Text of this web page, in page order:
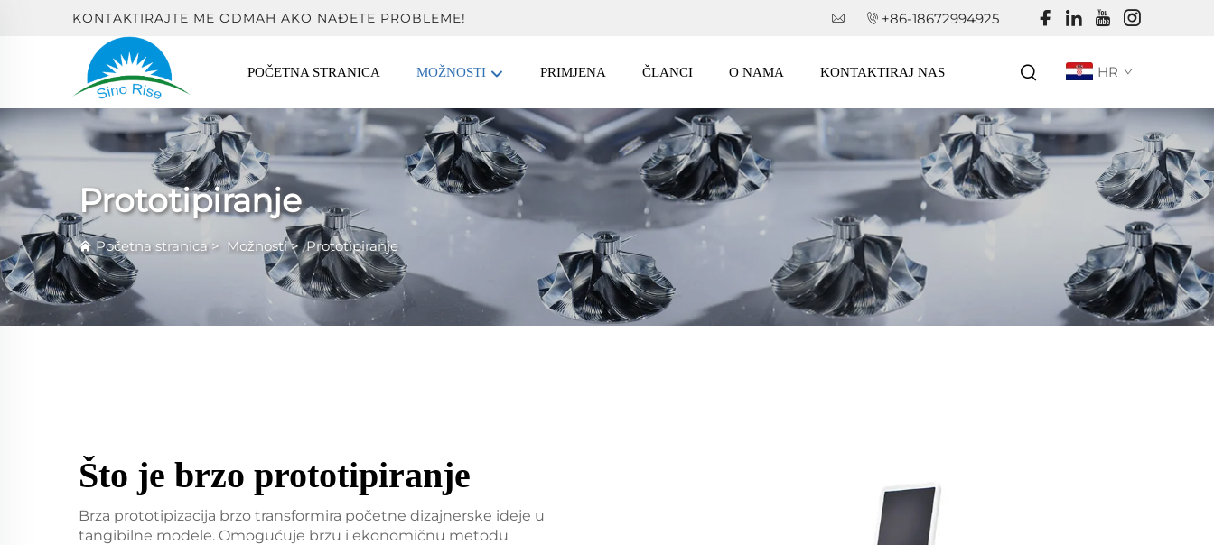
KONTAKTIRAJTE ME ODMAH AKO NAĐETE PROBLEME! +86-18672994925
POČETNA STRANICA MOŽNOSTI PRIMJENA ČLANCI O NAMA KONTAKTIRAJ NAS HR
Prototipiranje
Početna stranica> Možnosti>Prototipiranje
Što je brzo prototipiranje
Brza prototipizacija brzo transformira početne dizajnerske ideje u
tangibilne modele. Omogućuje brzu i ekonomičnu metodu